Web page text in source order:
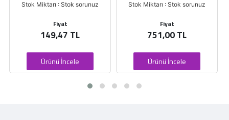
Stok Miktarı : Stok sorunuz
149,47 TL
Ürünü İncele
Stok Miktarı : Stok sorunuz
751,00 TL
Ürünü İncele